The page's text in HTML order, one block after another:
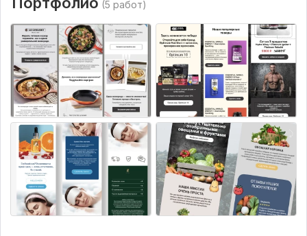
(5 работ)
1 0
E evakrylove 1 год назад